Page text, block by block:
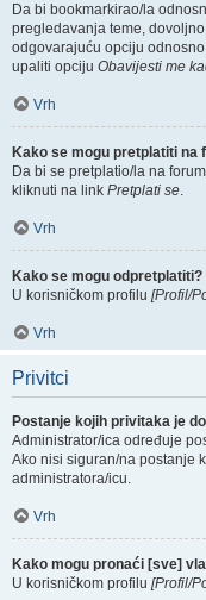
Da bi bookmarkirao/la
pregledavanja teme,
odgovarajuću opciju
upaliti opciju Obavijesti me
Vrh
Kako se mogu pretplatiti na
Da bi se pretplatio/la na
kliknuti na link Pretplati se.
Vrh
Kako se mogu odpretplatiti?
U korisničkom profilu [Profil/
Vrh
Privitci
Postanje kojih privitaka je
Administrator/ica određuje
Ako nisi siguran/na postanje
administratora/icu.
Vrh
Kako mogu pronaći [sve]
U korisničkom profilu [Profil/